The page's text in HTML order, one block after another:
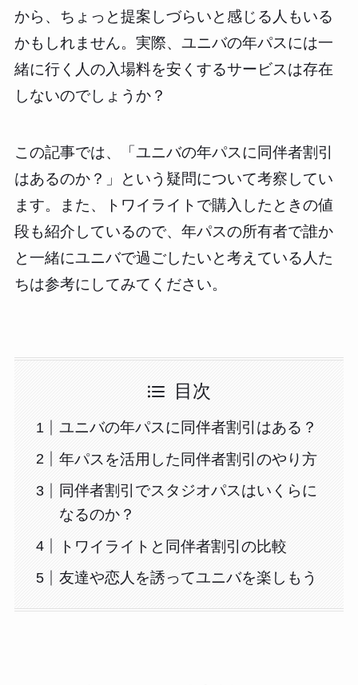
から、ちょっと提案しづらいと感じる人もいる
かもしれません。実際、ユニバの年パスには一
緒に行く人の入場料を安くするサービスは存在
しないのでしょうか？
この記事では、「ユニバの年パスに同伴者割引
はあるのか？」という疑問について考察してい
ます。また、トワイライトで購入したときの値
段も紹介しているので、年パスの所有者で誰か
と一緒にユニバで過ごしたいと考えている人た
ちは参考にしてみてください。
目次
ユニバの年パスに同伴者割引はある？
年パスを活用した同伴者割引のやり方
同伴者割引でスタジオパスはいくらに
なるのか？
トワイライトと同伴者割引の比較
友達や恋人を誘ってユニバを楽しもう